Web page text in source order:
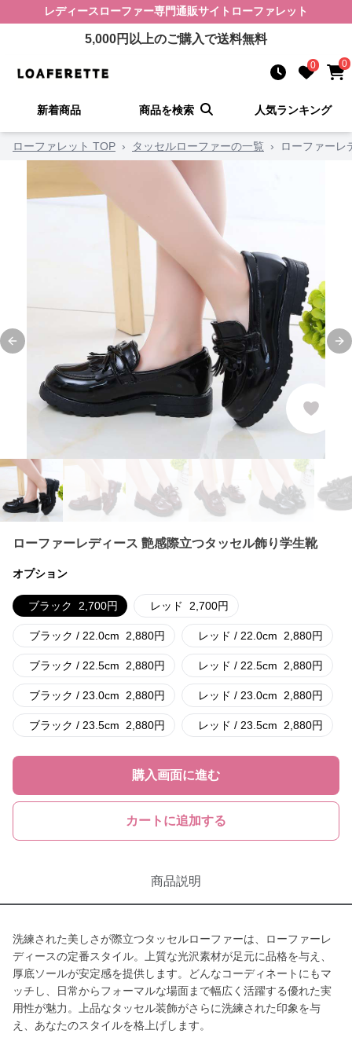
レディースローファー専門通販サイト ローファレット
5,000円以上のご購入で送料無料
0 0
新着商品 商品を検索 人気ランキング
ローファレット TOP › タッセルローファーの一覧 › ローファーレ
Previous slide
ローファーレディース 艶感際立つタッセル飾り学生靴
オプション
ブラック 2,700円 レッド 2,700円
ブラック / 22.0cm 2,880円 レッド / 22.0cm 2,880円
ブラック / 22.5cm 2,880円 レッド / 22.5cm 2,880円
ブラック / 23.0cm 2,880円 レッド / 23.0cm 2,880円
ブラック / 23.5cm 2,880円 レッド / 23.5cm 2,880円
購入画面に進む
カートに追加する
商品説明
洗練された美しさが際立つタッセルローファーは、ローファーレ
ディースの定番スタイル。上質な光沢素材が足元に品格を与え、
厚底ソールが安定感を提供します。どんなコーディネートにもマ
ッチし、日常からフォーマルな場面まで幅広く活躍する優れた実
用性が魅力。上品なタッセル装飾がさらに洗練された印象を与
え、あなたのスタイルを格上げします。